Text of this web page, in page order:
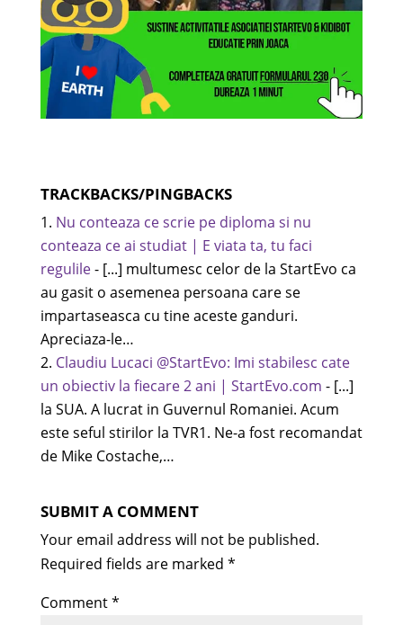
TRACKBACKS/PINGBACKS
Nu conteaza ce scrie pe diploma si nu
conteaza ce ai studiat | E viata ta, tu faci
regulile- [...] multumesc celor de la StartEvo ca
au gasit o asemenea persoana care se
impartaseasca cu tine aceste ganduri.
Apreciaza-le…
Claudiu Lucaci @StartEvo: Imi stabilesc cate
un obiectiv la fiecare 2 ani | StartEvo.com - [...]
la SUA. A lucrat in Guvernul Romaniei. Acum
este seful stirilor la TVR1. Ne-a fost recomandat
de Mike Costache,…
SUBMIT A COMMENT
Your email address will not be published.
Required fields are marked *
Comment*